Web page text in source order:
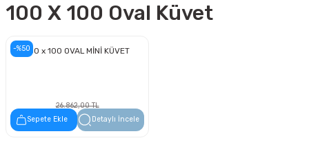
100 X 100 Oval Küvet
-%50100 x 100 OVAL MİNİ KÜVET
26.862,00 TL
13.431,00 TL
Sepete Ekle Detaylı İncele